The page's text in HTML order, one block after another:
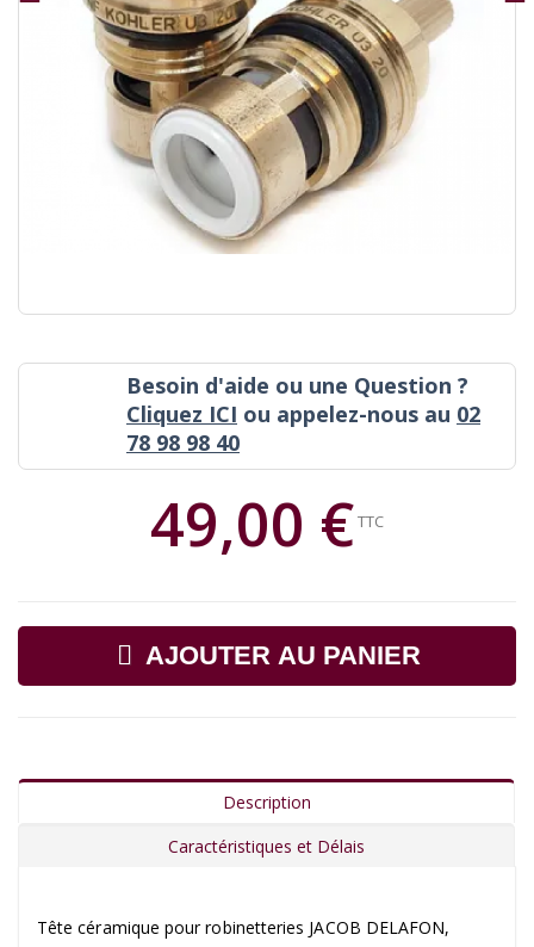
Besoin d'aide ou une Question ?
Cliquez ICI ou appelez-nous au 02
78 98 98 40
49,00 €TTC
AJOUTER AU PANIER
Description
Caractéristiques et Délais
Tête céramique pour robinetteries JACOB DELAFON,